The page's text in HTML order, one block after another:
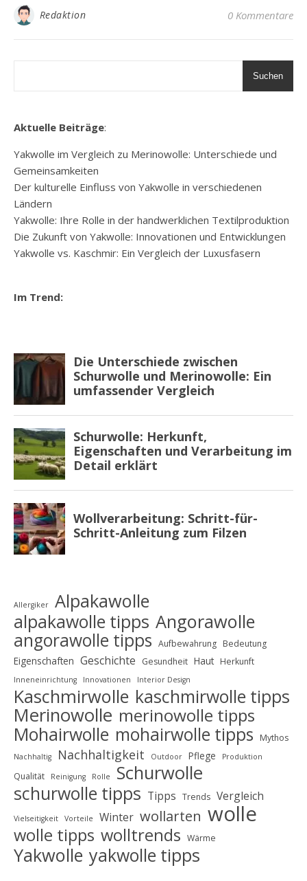
Redaktion 0 Kommentare
Suchen
Aktuelle Beiträge:
Yakwolle im Vergleich zu Merinowolle: Unterschiede und
Gemeinsamkeiten
Der kulturelle Einfluss von Yakwolle in verschiedenen
Ländern
Yakwolle: Ihre Rolle in der handwerklichen Textilproduktion
Die Zukunft von Yakwolle: Innovationen und Entwicklungen
Yakwolle vs. Kaschmir: Ein Vergleich der Luxusfasern
Im Trend:
Allergiker
Alpakawolle
alpakawolle tipps Angorawolle
angorawolle tipps Aufbewahrung Bedeutung
Eigenschaften Geschichte Gesundheit Haut Herkunft
Inneneinrichtung Innovationen Interior Design
Kaschmirwolle kaschmirwolle tipps
Merinowolle merinowolle tipps
Mohairwolle mohairwolle tipps Mythos
Nachhaltig Nachhaltigkeit Outdoor Pflege Produktion
Qualität Reinigung Rolle Schurwolle
schurwolle tipps Tipps Trends Vergleich
Vielseitigkeit Vorteile Winter wollarten wolle
wolle tipps wolltrends Wärme
Yakwolle yakwolle tipps